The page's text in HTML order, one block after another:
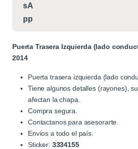
Puerta Trasera Izquierda (lado
2014
Puerta trasera izquierda (lado
Tiene algunos detalles (rayones),
afectan la chapa.
Compra segura.
Contactanos para asesorarte.
Envíos a todo el país.
Sticker: 3334155